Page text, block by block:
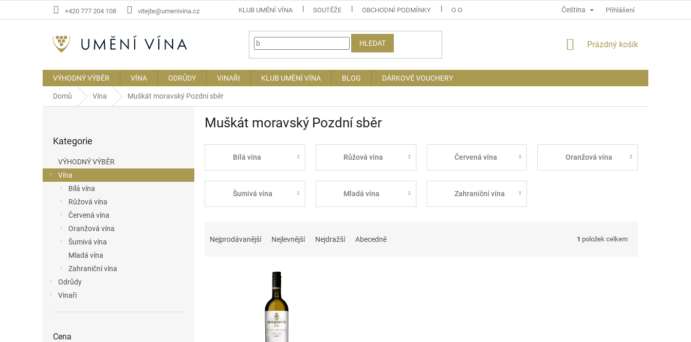
+420 777 204 108 vitejte@umenivina.cz KLUB UMĚNÍ VÍNA SOUTĚŽE OBCHODNÍ PODMÍNKY O OSOBNÍCH ÚDAJÍCH INFORMACE O WEBU
Čeština Přihlášení
HLEDAT
NÁKUPNÍ
Prázdný košík
VÝHODNÝ VÝBĚR VÍNA ODRŮDY VINAŘI KLUB UMĚNÍ VÍNA BLOG DÁRKOVÉ VOUCHERY
Domů Vína Muškát moravský Pozdní sběr
a
n
kategorie
Kategorie
VÝHODNÝ VÝBĚR
Vína
Bílá vína
Růžová vína
Červená vína
Oranžová vína
Šumivá vína
Mladá vína
Zahraniční vína
Odrůdy
Vinaři
Cena
Muškát moravský Pozdní sběr
Bílá vína Růžová vína Červená vína Oranžová vína
Šumivá vína Mladá vína Zahraniční vína
Nejprodávanější Nejlevnější Nejdražší Abecedně 1 položek celkem